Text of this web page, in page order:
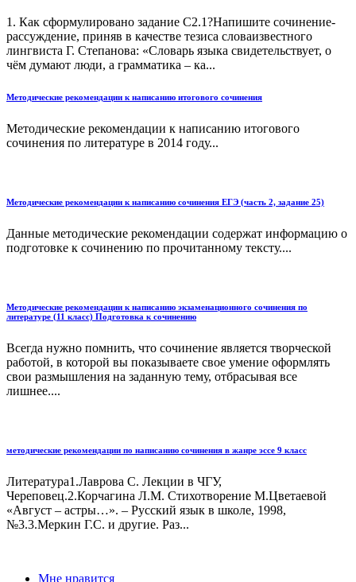
1. Как сформулировано задание С2.1?Напишите сочинение-
рассуждение, приняв в качестве тезиса словаизвестного
лингвиста Г. Степанова: «Словарь языка свидетельствует, о
чём думают люди, а грамматика – ка...
Методические рекомендации к написанию итогового сочинения
Методические рекомендации к написанию итогового
сочинения по литературе в 2014 году...
Методические рекомендации к написанию сочинения ЕГЭ (часть 2, задание 25)
Данные методические рекомендации содержат информацию о
подготовке к сочинению по прочитанному тексту....
Методические рекомендации к написанию экзаменационного сочинения по
литературе (11 класс) Подготовка к сочинению
Всегда нужно помнить, что сочинение является творческой
работой, в которой вы показываете свое умение оформлять
свои размышления на заданную тему, отбрасывая все
лишнее....
методические рекомендации по написанию сочинения в жанре эссе 9 класс
Литература1.Лаврова С. Лекции в ЧГУ,
Череповец.2.Корчагина Л.М. Стихотворение М.Цветаевой
«Август – астры…». – Русский язык в школе, 1998,
№3.3.Меркин Г.С. и другие. Раз...
Мне нравится